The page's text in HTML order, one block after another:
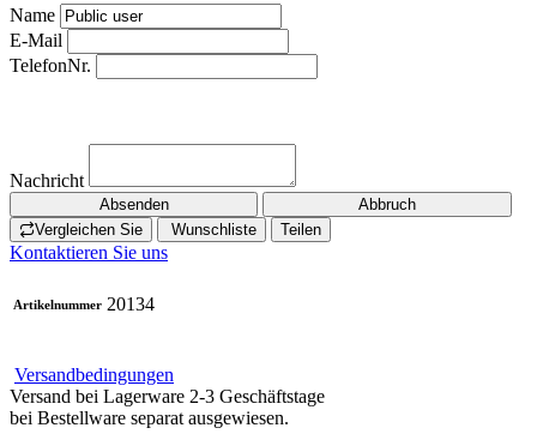
Name
E-Mail
TelefonNr.
Nachricht
Absenden
Abbruch
Vergleichen Sie
Wunschliste Teilen
Kontaktieren Sie uns
Artikelnummer 20134
Versandbedingungen
Versand bei Lagerware 2-3 Geschäftstage
bei Bestellware separat ausgewiesen.